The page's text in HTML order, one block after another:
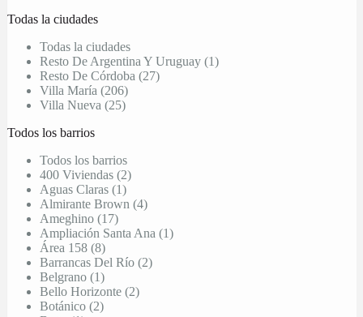
Todas la ciudades
Todas la ciudades
Resto De Argentina Y Uruguay (1)
Resto De Córdoba (27)
Villa María (206)
Villa Nueva (25)
Todos los barrios
Todos los barrios
400 Viviendas (2)
Aguas Claras (1)
Almirante Brown (4)
Ameghino (17)
Ampliación Santa Ana (1)
Área 158 (8)
Barrancas Del Río (2)
Belgrano (1)
Bello Horizonte (2)
Botánico (2)